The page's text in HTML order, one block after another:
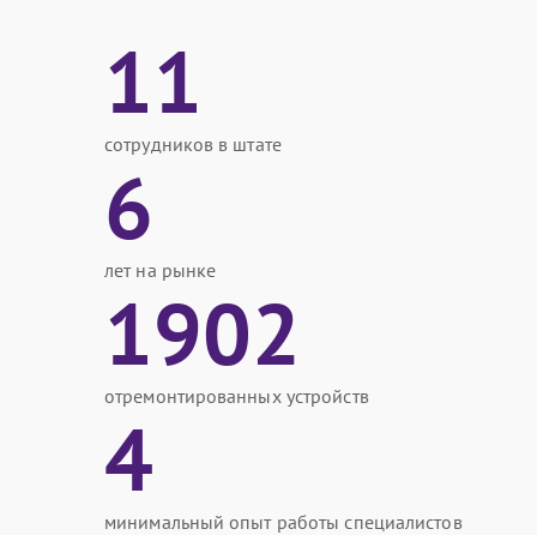
11
сотрудников в штате
6
лет на рынке
1902
отремонтированных устройств
4
минимальный опыт работы специалистов